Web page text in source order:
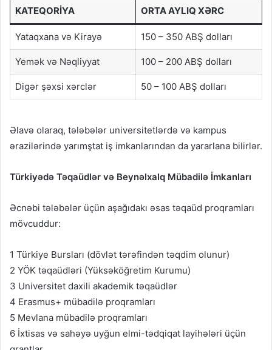
KATEQORIYA ORTA AYLIQ XƏRC
Yataqxana və Kirayə 150 – 350 ABŞ dolları
Yemək və Nəqliyyat 100 – 200 ABŞ dolları
Digər şəxsi xərclər 50 – 100 ABŞ dolları
Əlavə olaraq, tələbələr universitetlərdə və kampus
ərazilərində yarımştat iş imkanlarından da yararlana bilirlər.
Türkiyədə Təqaüdlər və Beynəlxalq Mübadilə İmkanları
Əcnəbi tələbələr üçün aşağıdakı əsas təqaüd proqramları
mövcuddur:
1 Türkiye Bursları (dövlət tərəfindən təqdim olunur)
2 YÖK təqaüdləri (Yüksəköğretim Kurumu)
3 Universitet daxili akademik təqaüdlər
4 Erasmus+ mübadilə proqramları
5 Mevlana mübadilə proqramları
6 İxtisas və sahəyə uyğun elmi-tədqiqat layihələri üçün